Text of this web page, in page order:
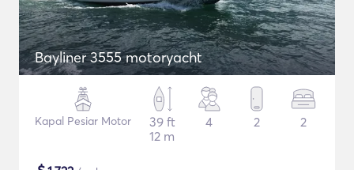
Bayliner 3555 motoryacht
Kapal Pesiar Motor
39 ft
12 m
4 2 2